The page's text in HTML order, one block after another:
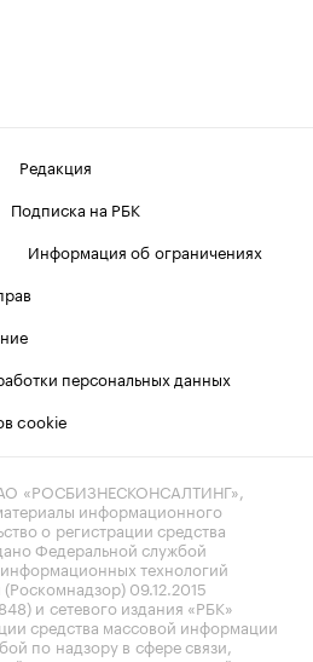
Редакция
Подписка на РБК
Информация об ограничениях
персональных данных
cookie
«РОСБИЗНЕСКОНСАЛТИНГ»,
информационного
о регистрации средства
Федеральной службой
технологий
09.12.2015
и сетевого издания «РБК»
средства массовой информации
по надзору в сфере связи,